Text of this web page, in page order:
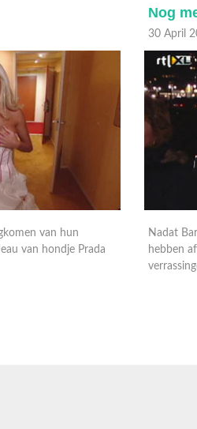
van hun
van hondje Prada
Nog
30 April
Nadat
hebben